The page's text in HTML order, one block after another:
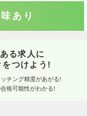
あり
る求人に
をつけよう!
チング精度があがる!
格可能性がわかる!